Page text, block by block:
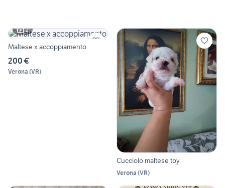
2
Maltese x accoppiamento
200 €
Verona (VR)
Cucciolo maltese toy
Verona (VR)